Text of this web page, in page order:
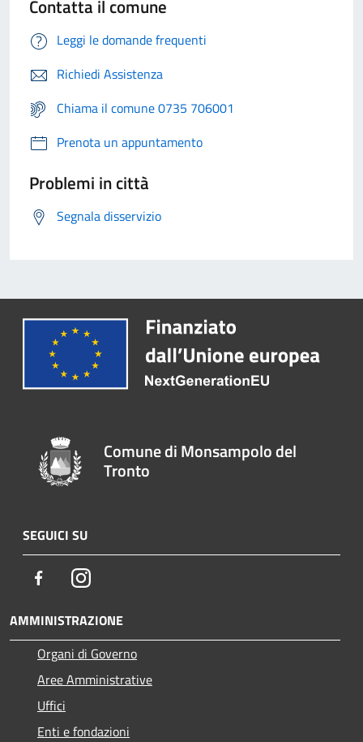
Contatta il comune
Leggi le domande frequenti
Richiedi Assistenza
Chiama il comune 0735 706001
Prenota un appuntamento
Problemi in città
Segnala disservizio
Comune di Monsampolo del
Tronto
SEGUICI SU
FacebookInstagram
AMMINISTRAZIONE
Organi di Governo
Aree Amministrative
Uffici
Enti e fondazioni